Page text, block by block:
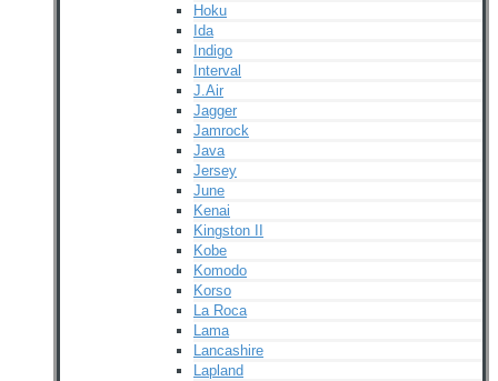
Hoku
Ida
Indigo
Interval
J.Air
Jagger
Jamrock
Java
Jersey
June
Kenai
Kingston II
Kobe
Komodo
Korso
La Roca
Lama
Lancashire
Lapland